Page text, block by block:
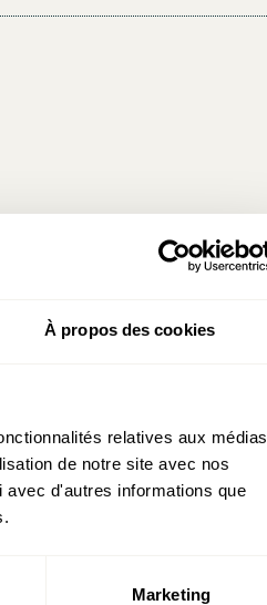
À propos des cookies
relatives aux médias
de notre site avec nos
d'autres informations que
Marketing